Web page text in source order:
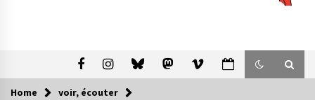
Home voir, écouter